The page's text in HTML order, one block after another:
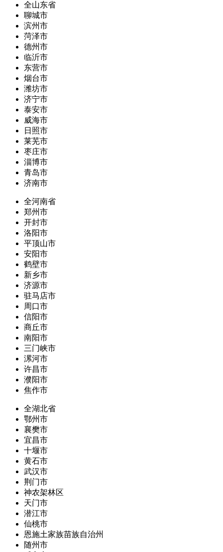
全山东省
聊城市
滨州市
菏泽市
德州市
临沂市
东营市
烟台市
潍坊市
济宁市
泰安市
威海市
日照市
莱芜市
枣庄市
淄博市
青岛市
济南市
全河南省
郑州市
开封市
洛阳市
平顶山市
安阳市
鹤壁市
新乡市
济源市
驻马店市
周口市
信阳市
商丘市
南阳市
三门峡市
漯河市
许昌市
濮阳市
焦作市
全湖北省
鄂州市
襄樊市
宜昌市
十堰市
黄石市
武汉市
荆门市
神农架林区
天门市
潜江市
仙桃市
恩施土家族苗族自治州
随州市